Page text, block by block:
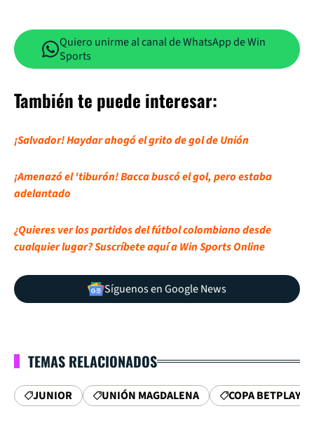
Quiero unirme al canal de WhatsApp de Win
Sports
También te puede interesar:
¡Salvador! Haydar ahogó el grito de gol de Unión
¡Amenazó el 'tiburón! Bacca buscó el gol, pero estaba
adelantado
¿Quieres ver los partidos del fútbol colombiano desde
cualquier lugar? Suscríbete aquí a Win Sports Online
Síguenos en Google News
TEMAS RELACIONADOS
JUNIOR UNIÓN MAGDALENA COPA BETPLAY